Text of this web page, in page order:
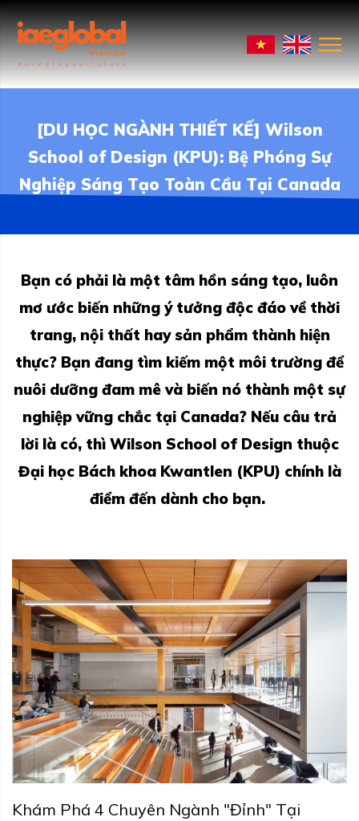
[DU HỌC NGÀNH THIẾT KẾ] Wilson
School of Design (KPU): Bệ Phóng Sự
Nghiệp Sáng Tạo Toàn Cầu Tại Canada
Bạn có phải là một tâm hồn sáng tạo, luôn
mơ ước biến những ý tưởng độc đáo về thời
trang, nội thất hay sản phẩm thành hiện
thực? Bạn đang tìm kiếm một môi trường để
nuôi dưỡng đam mê và biến nó thành một sự
nghiệp vững chắc tại Canada? Nếu câu trả
lời là có, thì Wilson School of Design thuộc
Đại học Bách khoa Kwantlen (KPU) chính là
điểm đến dành cho bạn.
Khám Phá 4 Chuyên Ngành "Đỉnh" Tại